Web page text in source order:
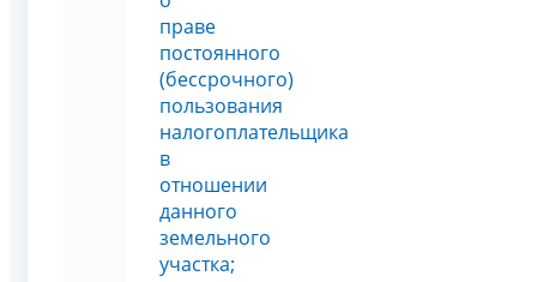
праве
постоянного
(бессрочного)
пользования
налогоплательщика
в
отношении
данного
земельного
участка;